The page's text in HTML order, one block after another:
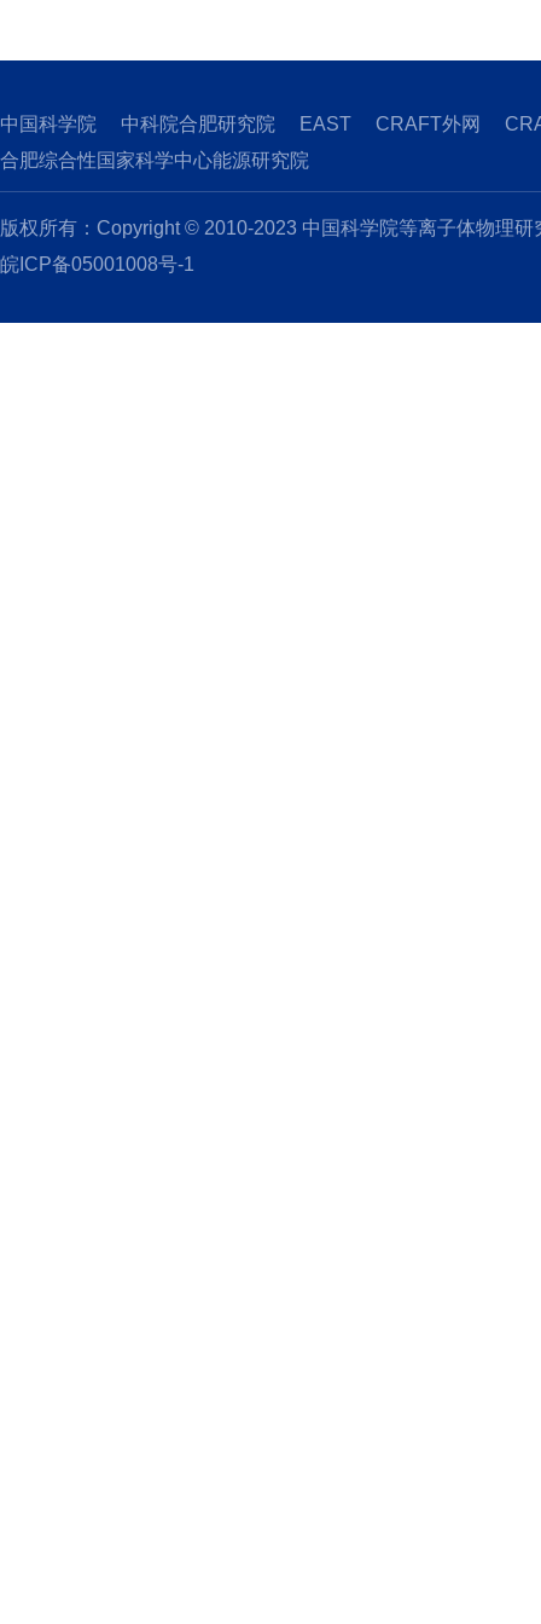
中国科学院 中科院合肥研究院 EAST CRAFT外网
合肥综合性国家科学中心能源研究院
版权所有：Copyright © 2010-2023 中国科学院等离子体物理
皖ICP备05001008号-1